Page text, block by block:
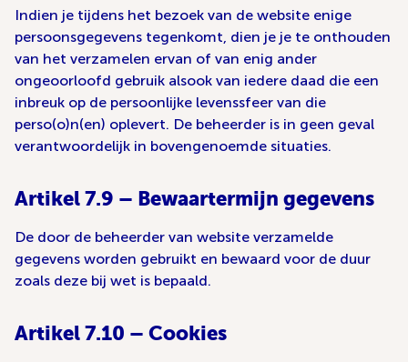
Indien je tijdens het bezoek van de website enige
persoonsgegevens tegenkomt, dien je je te onthouden
van het verzamelen ervan of van enig ander
ongeoorloofd gebruik alsook van iedere daad die een
inbreuk op de persoonlijke levenssfeer van die
perso(o)n(en) oplevert. De beheerder is in geen geval
verantwoordelijk in bovengenoemde situaties.
Artikel 7.9 – Bewaartermijn gegevens
De door de beheerder van website verzamelde
gegevens worden gebruikt en bewaard voor de duur
zoals deze bij wet is bepaald.
Artikel 7.10 – Cookies